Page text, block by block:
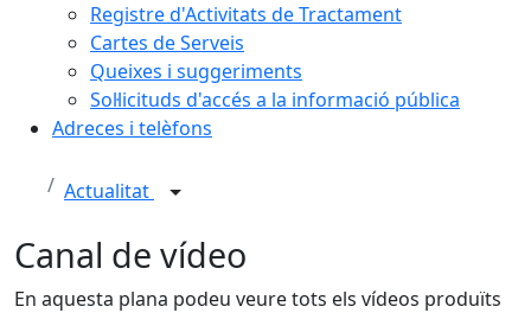
Registre d'Activitats de Tractament
Cartes de Serveis
Queixes i suggeriments
Sol·licituds d'accés a la informació pública
Adreces i telèfons
Actualitat
Canal de vídeo
En aquesta plana podeu veure tots els vídeos produïts